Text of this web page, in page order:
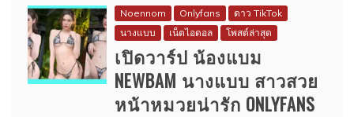
Noennom Onlyfans
ดาว TikTok
นางแบบ
เน็ตไอดอล โพสต์ล่าสุด
เปิดวาร์ป น้องแบม
NEWBAM นางแบบ สาวสวย
หน้าหมวยน่ารัก ONLYFANS